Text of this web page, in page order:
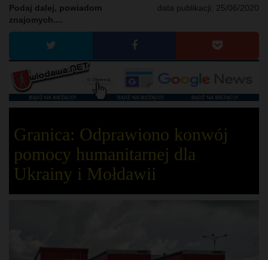
data publikacji: 25/06/2020
Podaj dalej, powiadom
znajomych....
Granica: Odprawiono konwój
pomocy humanitarnej dla
Ukrainy i Mołdawii